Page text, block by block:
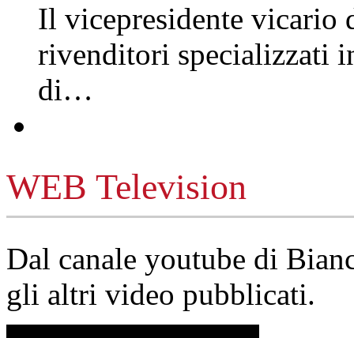
Il vicepresidente vicario
rivenditori specializzati
di…
WEB Television
Dal canale youtube di
gli altri video pubblicati.